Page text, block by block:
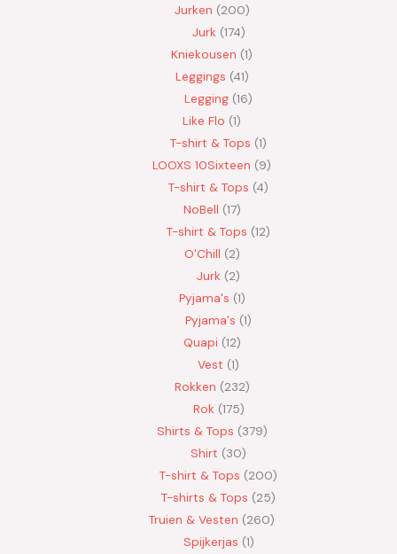
Jurken 200
Jurk 174
Kniekousen 1
Leggings 41
Legging 16
Like Flo 1
T-shirt & Tops 1
LOOXS 10Sixteen
9
T-shirt & Tops 4
NoBell 17
T-shirt & Tops 12
O'Chill 2
Jurk 2
Pyjama's 1
Pyjama's 1
Quapi 12
Vest 1
Rokken 232
Rok 175
Shirts & Tops 379
Shirt
30
T-shirt & Tops
200
T-shirts & Tops
25
Truien & Vesten
260
Spijkerjas 1